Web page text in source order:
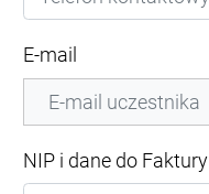
E-mail
NIP i dane do Faktury